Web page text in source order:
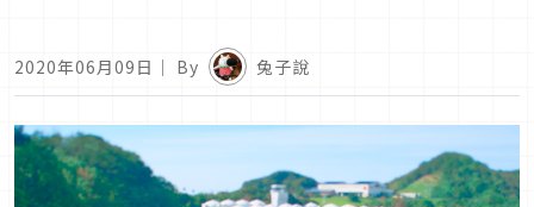
2020年06月09日 ｜ By 兔子說